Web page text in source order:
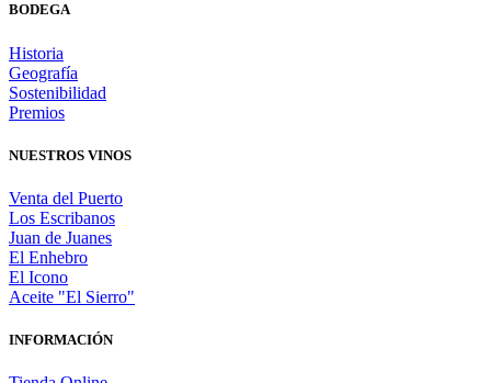
BODEGA
Historia
Geografía
Sostenibilidad
Premios
NUESTROS VINOS
Venta del Puerto
Los Escribanos
Juan de Juanes
El Enhebro
El Icono
Aceite "El Sierro"
INFORMACIÓN